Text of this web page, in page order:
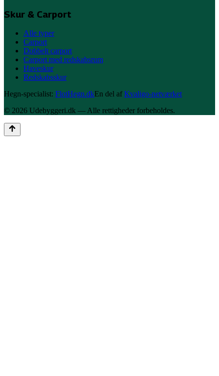
Skur & Carport
Alle typer
Carport
Dobbelt carport
Carport med redskabsrum
Haveskur
Redskabsskur
Hegn-specialist: FlotHegn.dkEn del af Kvaligo-netværket
© 2026 Udebyggeri.dk — Alle rettigheder forbeholdes.